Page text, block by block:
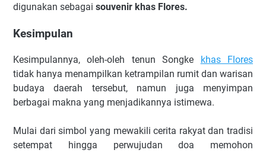
digunakan sebagai souvenir khas Flores.
Kesimpulan
Kesimpulannya, oleh-oleh tenun Songke
khas Flores
tidak hanya menampilkan ketrampilan rumit dan warisan
budaya daerah tersebut, namun juga menyimpan
berbagai makna yang menjadikannya istimewa.
Mulai dari simbol yang mewakili cerita rakyat dan tradisi
setempat hingga perwujudan doa memohon